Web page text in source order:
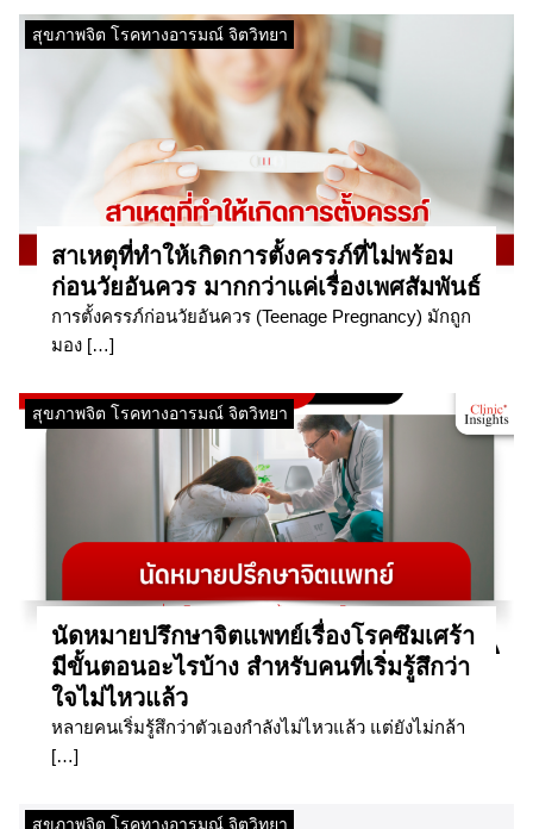
สุขภาพจิต โรคทางอารมณ์ จิตวิทยา
สาเหตุที่ทำให้เกิดการตั้งครรภ์ที่ไม่พร้อม
ก่อนวัยอันควร มากกว่าแค่เรื่องเพศสัมพันธ์
การตั้งครรภ์ก่อนวัยอันควร (Teenage Pregnancy) มักถูก
มอง […]
สุขภาพจิต โรคทางอารมณ์ จิตวิทยา
นัดหมายปรึกษาจิตแพทย์เรื่องโรคซึมเศร้า
มีขั้นตอนอะไรบ้าง สำหรับคนที่เริ่มรู้สึกว่า
ใจไม่ไหวแล้ว
หลายคนเริ่มรู้สึกว่าตัวเองกำลังไม่ไหวแล้ว แต่ยังไม่กล้า
[…]
สุขภาพจิต โรคทางอารมณ์ จิตวิทยา